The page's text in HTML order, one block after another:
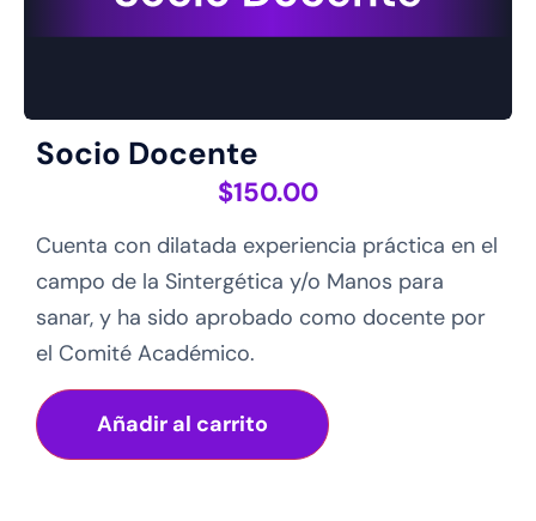
Socio Docente
$150.00
Cuenta con dilatada experiencia práctica en el
campo de la Sintergética y/o Manos para
sanar, y ha sido aprobado como docente por
el Comité Académico.
Añadir al carrito